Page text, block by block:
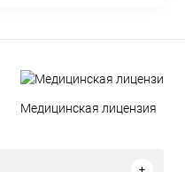
Медицинская лицензия